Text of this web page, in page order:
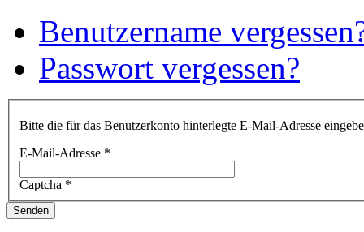
Benutzername
Passwort vergessen?
Bitte die für das Benutzerkonto hinterlegte E-Mail-Adresse
E-Mail-Adresse *
Captcha *
Senden